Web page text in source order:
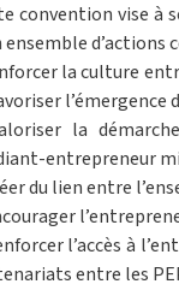
convention vise à
ensemble
la culture
l’émergence
la
entrepreneur
du lien entre
l’accès à
entre les